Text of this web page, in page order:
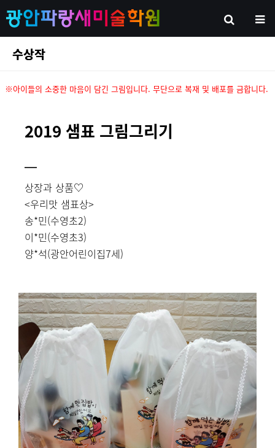
수상작
※아이들의 소중한 마음이 담긴 그림입니다. 무단으로 복재 및 배포를 금합니다.
2019 샘표 그림그리기
상장과 상품♡
<우리맛 샘표상>
송*민(수영초2)
이*민(수영초3)
양*석(광안어린이집7세)